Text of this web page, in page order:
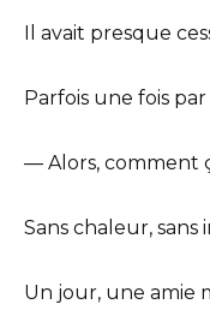
Il avait presque
Parfois une fois
— Alors, comment
Sans chaleur, sans
Un jour, une amie